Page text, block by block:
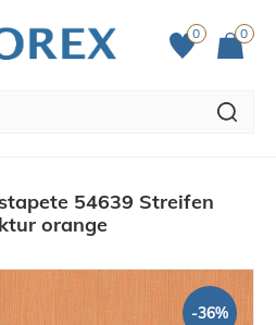
0 0
54639 Streifen
orange
-36%